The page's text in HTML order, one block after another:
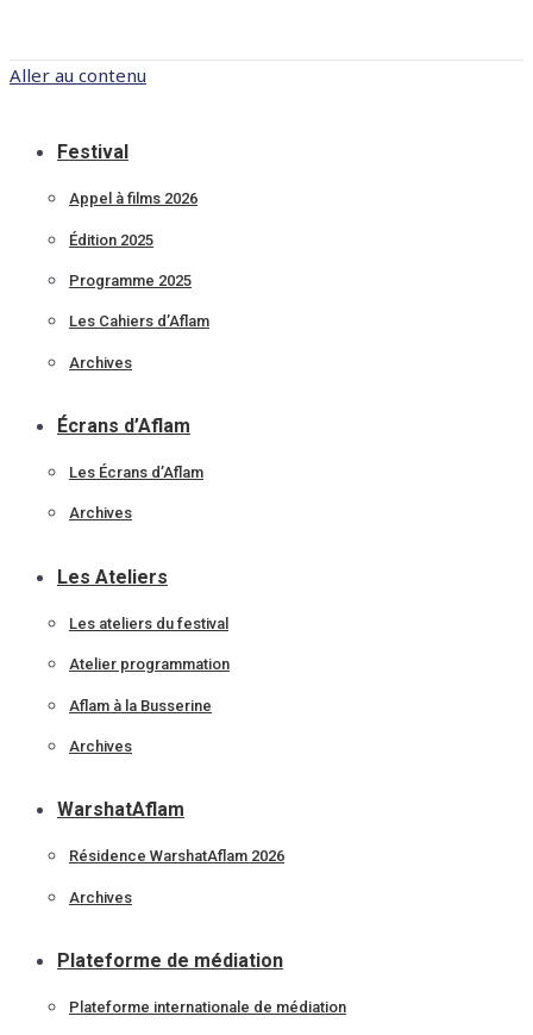
Aller au contenu
Festival
Appel à films 2026
Édition 2025
Programme 2025
Les Cahiers d’Aflam
Archives
Écrans d’Aflam
Les Écrans d’Aflam
Archives
Les Ateliers
Les ateliers du festival
Atelier programmation
Aflam à la Busserine
Archives
WarshatAflam
Résidence WarshatAflam 2026
Archives
Plateforme de médiation
Plateforme internationale de médiation